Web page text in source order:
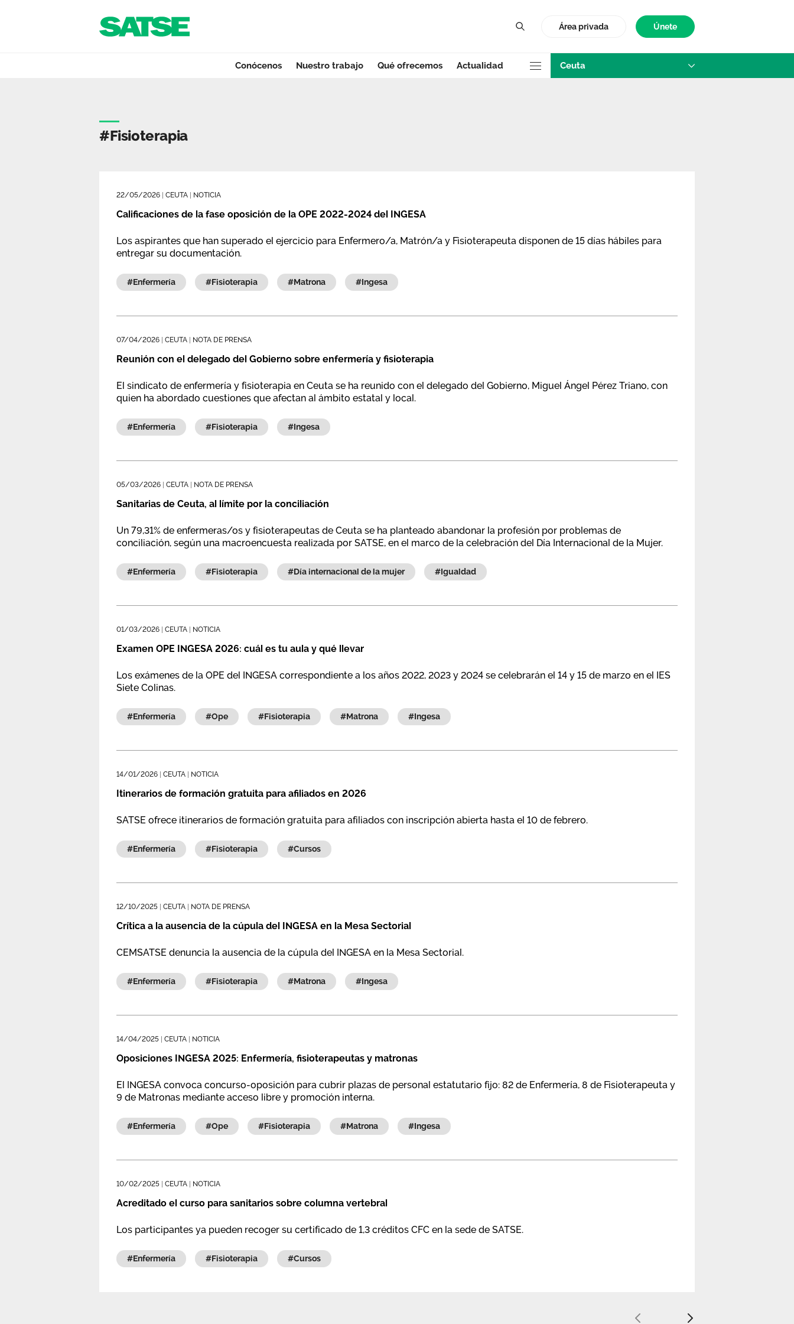
Navegación
Área privada
Únete
Conócenos Nuestro trabajo Qué ofrecemos Actualidad
Qué ofrecemos
Actualidad
Ceuta
#fisioterapia
22/05/2026 CEUTA NOTICIA
Calificaciones de la fase oposición de la OPE 2022-2024 del INGESA
Los aspirantes que han superado el ejercicio para Enfermero/a, Matrón/a y Fisioterapeuta disponen de 15 días hábiles para
entregar su documentación.
#enfermería #fisioterapia #matrona #ingesa
07/04/2026 CEUTA NOTA DE PRENSA
Reunión con el delegado del Gobierno sobre enfermería y fisioterapia
El sindicato de enfermería y fisioterapia en Ceuta se ha reunido con el delegado del Gobierno, Miguel Ángel Pérez Triano, con
quien ha abordado cuestiones que afectan al ámbito estatal y local.
#enfermería #fisioterapia #ingesa
05/03/2026 CEUTA NOTA DE PRENSA
Sanitarias de Ceuta, al límite por la conciliación
Un 79,31% de enfermeras/os y fisioterapeutas de Ceuta se ha planteado abandonar la profesión por problemas de
conciliación, según una macroencuesta realizada por SATSE, en el marco de la celebración del Día Internacional de la Mujer.
#enfermería #fisioterapia #día internacional de la mujer #igualdad
01/03/2026 CEUTA NOTICIA
Examen OPE INGESA 2026: cuál es tu aula y qué llevar
Los exámenes de la OPE del INGESA correspondiente a los años 2022, 2023 y 2024 se celebrarán el 14 y 15 de marzo en el IES
Siete Colinas.
#enfermería #ope #fisioterapia #matrona #ingesa
14/01/2026 CEUTA NOTICIA
Itinerarios de formación gratuita para afiliados en 2026
SATSE ofrece itinerarios de formación gratuita para afiliados con inscripción abierta hasta el 10 de febrero.
#enfermería #fisioterapia #cursos
12/10/2025 CEUTA NOTA DE PRENSA
Crítica a la ausencia de la cúpula del INGESA en la Mesa Sectorial
CEMSATSE denuncia la ausencia de la cúpula del INGESA en la Mesa Sectorial.
#enfermería #fisioterapia #matrona #ingesa
14/04/2025 CEUTA NOTICIA
Oposiciones INGESA 2025: Enfermería, fisioterapeutas y matronas
El INGESA convoca concurso-oposición para cubrir plazas de personal estatutario fijo: 82 de Enfermería, 8 de Fisioterapeuta y
9 de Matronas mediante acceso libre y promoción interna.
#enfermería #ope #fisioterapia #matrona #ingesa
10/02/2025 CEUTA NOTICIA
Acreditado el curso para sanitarios sobre columna vertebral
Los participantes ya pueden recoger su certificado de 1,3 créditos CFC en la sede de SATSE.
#enfermería #fisioterapia #cursos
Anterior Siguiente